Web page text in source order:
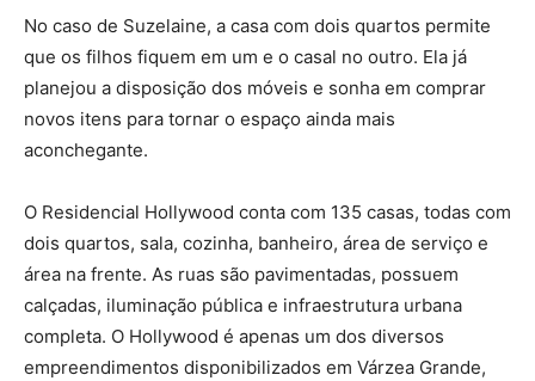
No caso de Suzelaine, a casa com dois quartos permite
que os filhos fiquem em um e o casal no outro. Ela já
planejou a disposição dos móveis e sonha em comprar
novos itens para tornar o espaço ainda mais
aconchegante.
O Residencial Hollywood conta com 135 casas, todas com
dois quartos, sala, cozinha, banheiro, área de serviço e
área na frente. As ruas são pavimentadas, possuem
calçadas, iluminação pública e infraestrutura urbana
completa. O Hollywood é apenas um dos diversos
empreendimentos disponibilizados em Várzea Grande,